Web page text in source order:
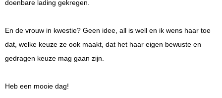
doenbare lading gekregen.
En de vrouw in kwestie? Geen idee, all is well en ik wens haar toe
dat, welke keuze ze ook maakt, dat het haar eigen bewuste en
gedragen keuze mag gaan zijn.
Heb een mooie dag!